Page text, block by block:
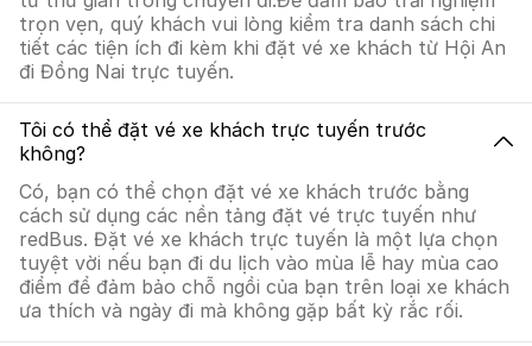
trọn vẹn, quý khách vui lòng kiểm tra danh sách chi
tiết các tiện ích đi kèm khi đặt vé xe khách từ Hội An
đi Đồng Nai trực tuyến.
Tôi có thể đặt vé xe khách trực tuyến trước
không?
Có, bạn có thể chọn đặt vé xe khách trước bằng
cách sử dụng các nền tảng đặt vé trực tuyến như
redBus. Đặt vé xe khách trực tuyến là một lựa chọn
tuyệt vời nếu bạn đi du lịch vào mùa lễ hay mùa cao
điểm để đảm bảo chỗ ngồi của bạn trên loại xe khách
ưa thích và ngày đi mà không gặp bất kỳ rắc rối.